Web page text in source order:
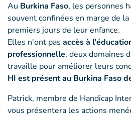
Au Burkina Faso, les personnes
souvent confinées en marge de
premiers jours de leur enfance.
Elles n'ont pas accès à
professionnelle, deux domaines
travaille pour améliorer leurs
HI est présent au Burkina Faso
Patrick, membre de Handicap
vous présentera les actions